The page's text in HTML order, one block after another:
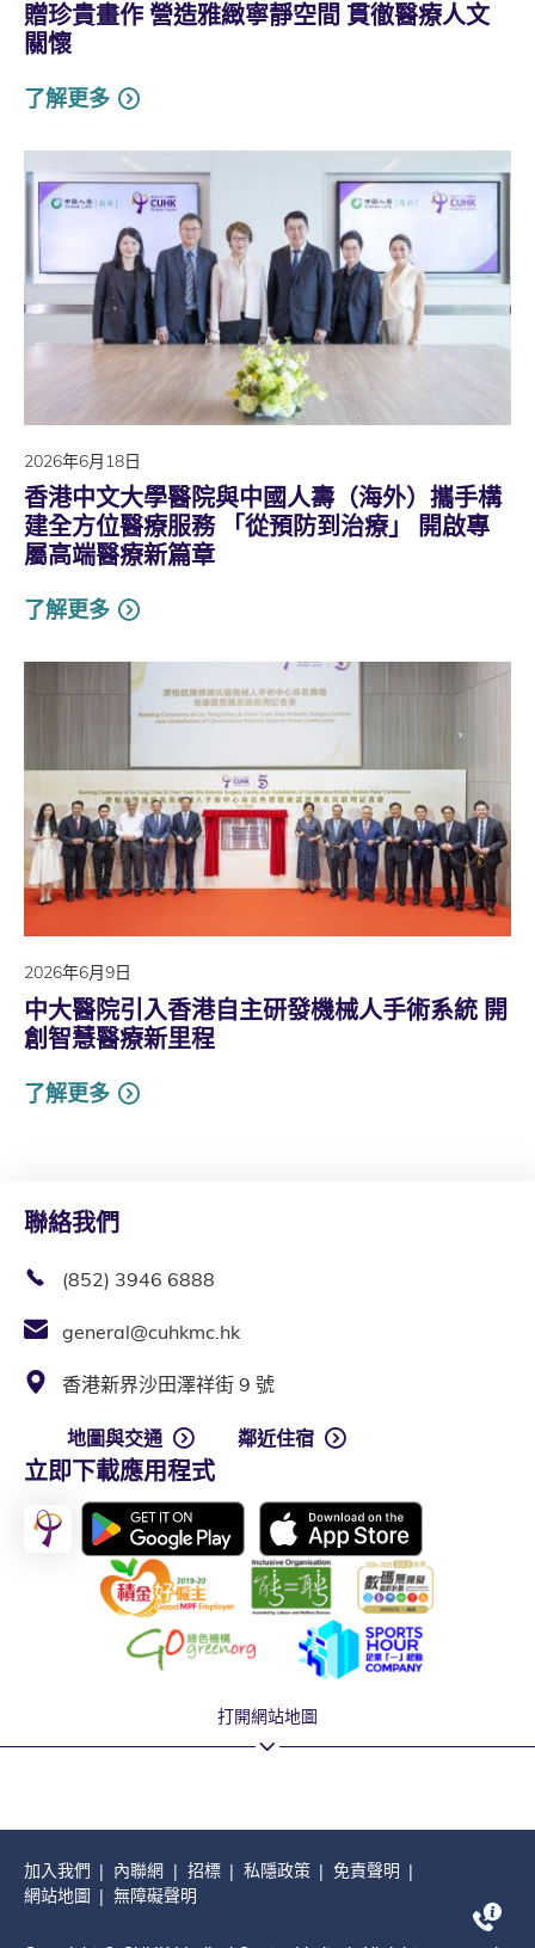
贈珍貴畫作 營造雅緻寧靜空間 貫徹醫療人文
關懷
了解更多
2026年6月18日
香港中文大學醫院與中國人壽（海外）攜手構
建全方位醫療服務 「從預防到治療」 開啟專
屬高端醫療新篇章
了解更多
2026年6月9日
中大醫院引入香港自主研發機械人手術系統 開
創智慧醫療新里程
了解更多
聯絡我們
(852) 3946 6888
general@cuhkmc.hk
香港新界沙田澤祥街 9 號
地圖與交通 鄰近住宿
立即下載應用程式
打開網站地圖
加入我們 內聯網 招標 私隱政策
免責聲明
網站地圖
無障礙聲明